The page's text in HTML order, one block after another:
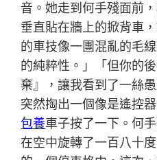
音。她走到何手殘面前
垂直貼在牆上的掀背車
的車技像一團混亂的毛
的純粹性。」「但你的
棄』，讓我看到了一絲
突然掏出一個像是遙控
包養車子按了一下。何
在空中旋轉了一百八十